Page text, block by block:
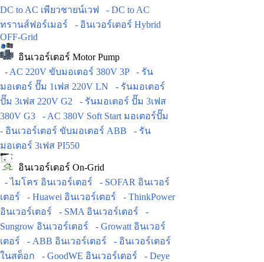
DC to AC เพียวชายน์เวฟ
- DC to AC
ทรานส์ฟอร์เมอร์
- อินเวอร์เตอร์ Hybrid
OFF-Grid
อินเวอร์เตอร์ Motor Pump
- AC 220V ขับมอเตอร์ 380V 3P
- รัน
มอเตอร์ ปั๊ม 1เฟส 220V LN
- รันมอเตอร์
ปั๊ม 3เฟส 220V G2
- รันมอเตอร์ ปั๊ม 3เฟส
380V G3
- AC 380V Soft Start มอเตอร์ปั๊ม
- อินเวอร์เตอร์ ขับมอเตอร์ ABB
- รัน
มอเตอร์ 3เฟส PI550
อินเวอร์เตอร์ On-Grid
- ไมโคร อินเวอร์เตอร์
- SOFAR อินเวอร์
เตอร์
- Huawei อินเวอร์เตอร์
- ThinkPower
อินเวอร์เตอร์
- SMA อินเวอร์เตอร์
-
Sungrow อินเวอร์เตอร์
- Growatt อินเวอร์
เตอร์
- ABB อินเวอร์เตอร์
- อินเวอร์เตอร์
ในสต็อก
- GoodWE อินเวอร์เตอร์
- Deye